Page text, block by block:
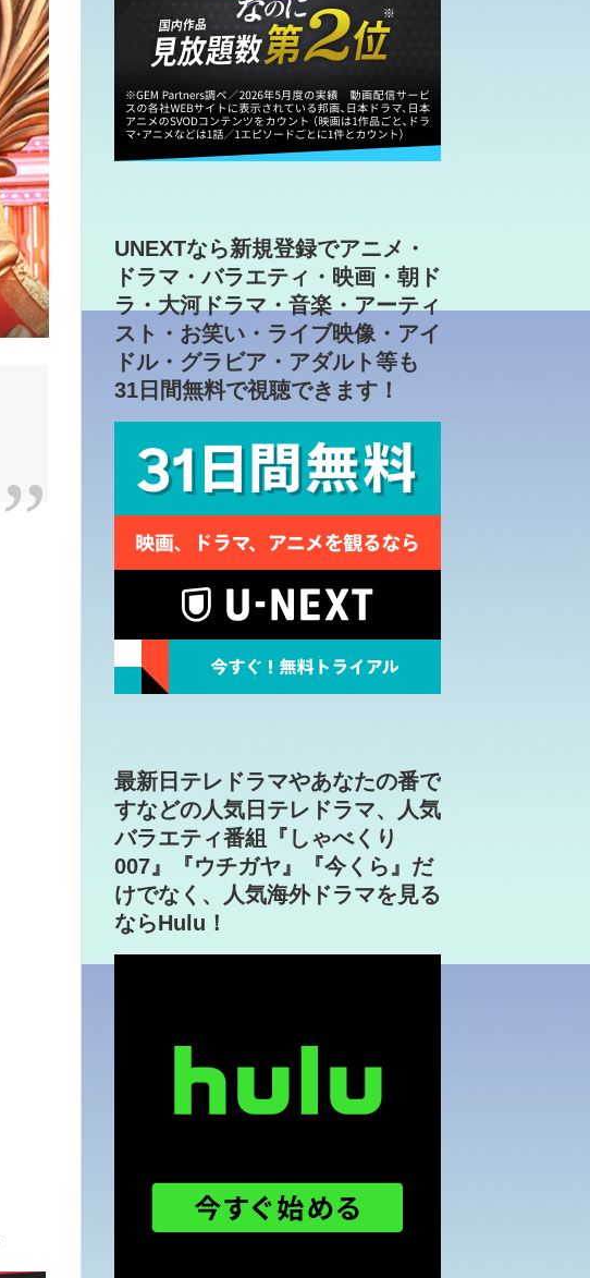
UNEXTなら新規登録でアニメ・
ドラマ・バラエティ・映画・朝ド
ラ・大河ドラマ・音楽・アーティ
スト・お笑い・ライブ映像・アイ
ドル・グラビア・アダルト等も
31日間無料で視聴できます！
最新日テレドラマやあなたの番で
すなどの人気日テレドラマ、人気
バラエティ番組『しゃべくり
007』『ウチガヤ』『今くら』だ
けでなく、人気海外ドラマを見る
ならHulu！